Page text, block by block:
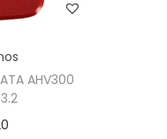
AHV300